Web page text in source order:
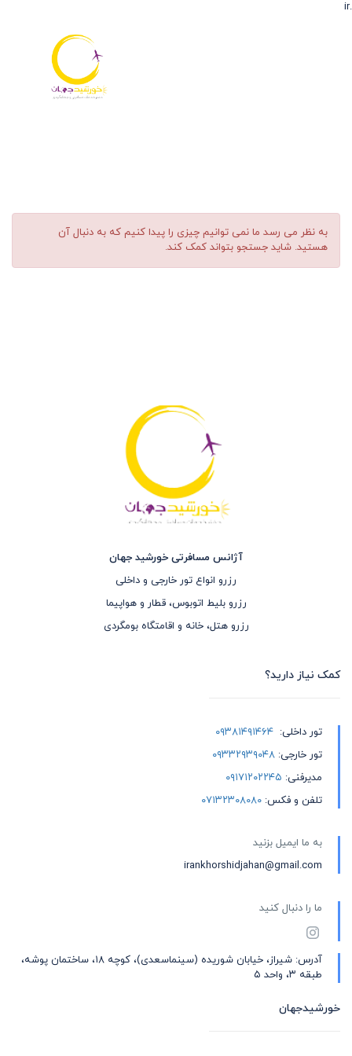
.ir
به نظر می رسد ما نمی توانیم چیزی را پیدا کنیم که به دنبال آن
هستید. شاید جستجو بتواند کمک کند.
آژانس مسافرتی خورشید جهان
رزرو انواع تور خارجی و داخلی
رزرو بلیط اتوبوس، قطار و هواپیما
رزرو هتل، خانه و اقامتگاه بومگردی
کمک نیاز دارید؟
تور داخلی: ۰۹۳۸۱۴۹۱۴۶۴
تور خارجی: ۰۹۳۳۲۹۳۹۰۴۸
مدیرفنی: ۰۹۱۷۱۲۰۲۲۴۵
تلفن و فکس: ۰۷۱۳۲۳۰۸۰۸۰
به ما ایمیل بزنید
irankhorshidjahan@gmail.com
ما را دنبال کنید
آدرس: شیراز، خیابان شوریده (سینماسعدی)، کوچه ۱۸، ساختمان پوشه،
طبقه ۳، واحد ۵
خورشیدجهان